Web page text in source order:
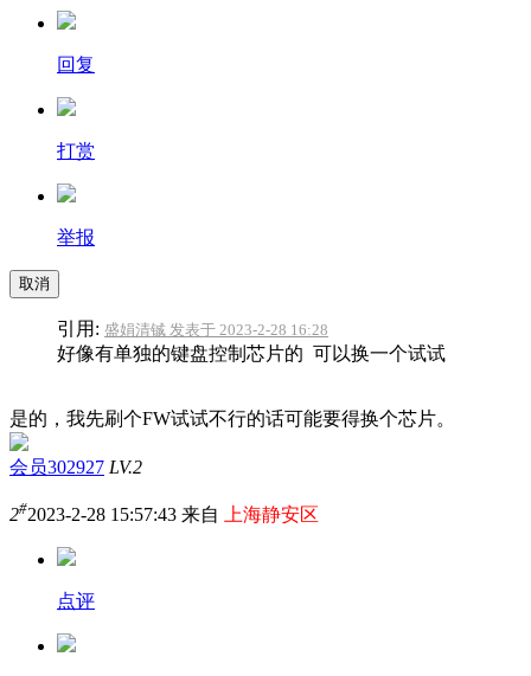
回复
打赏
举报
取消
引用: 盛娟清铖 发表于 2023-2-28 16:28
好像有单独的键盘控制芯片的 可以换一个试试
是的，我先刷个FW试试不行的话可能要得换个芯片。
会员302927 LV.2
2#2023-2-28 15:57:43 来自 上海静安区
点评